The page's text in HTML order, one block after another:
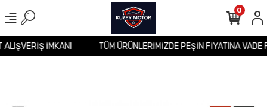
ALIŞVERİŞ İMKANI TÜM ÜRÜNLERİMİZDE PEŞİN FİYATINA
0